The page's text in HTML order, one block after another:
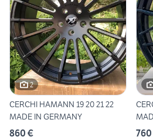
2
CERCHI HAMANN 19 20 21 22
MADE IN GERMANY
860 €